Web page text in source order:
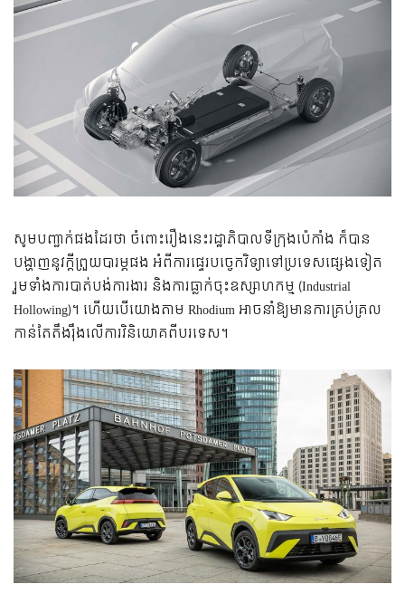
សូមបញ្ជាក់ផងដែរថា ចំពោះរឿងនេះរដ្ឋាភិបាលទីក្រុងប៉េកាំង ក៏បាន
បង្ហាញនូវក្តីព្រួយបារម្ភផង អំពីការផ្ទេរបច្ចេកវិទ្យាទៅប្រទេសផ្សេងទៀត
រួមទាំងការបាត់បង់ការងារ និងការធ្លាក់ចុះឧស្សាហកម្ម (Industrial
Hollowing)។ ហើយ​បើ​យោង​តាម​ Rhodium អាច​នាំ​ឱ្យ​មាន​ការ​គ្រប់​គ្រល​
កាន់​តែ​តឹងរ៉ឹង​លើ​ការ​វិនិយោគពី​បរទេស។